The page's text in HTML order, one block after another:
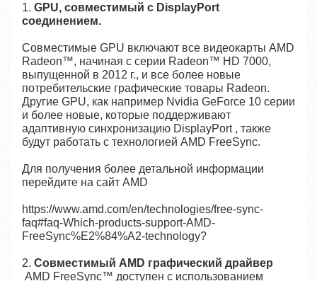
1. GPU, совместимый с DisplayPort
соединением.
Совместимые GPU включают все видеокарты AMD
Radeon™, начиная с серии Radeon™ HD 7000,
выпущенной в 2012 г., и все более новые
потребительские графические товары Radeon.
Другие GPU, как например Nvidia GeForce 10 серии
и более новые, которые поддерживают
адаптивную синхронизацию DisplayPort , также
будут работать с технологией AMD FreeSync.
Для получения более детальной информации
перейдите на сайт AMD
https://www.amd.com/en/technologies/free-sync-
faq#faq-Which-products-support-AMD-
FreeSync%E2%84%A2-technology?
2. Совместимый AMD графический драйвер
AMD FreeSync™ доступен с использованием